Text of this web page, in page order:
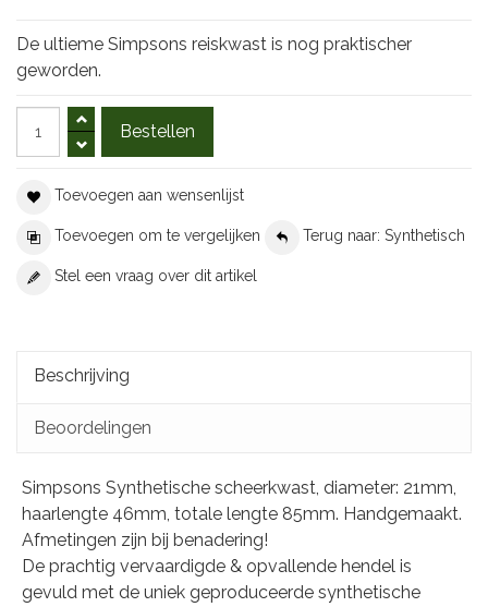
De ultieme Simpsons reiskwast is nog praktischer
geworden.
Toevoegen aan wensenlijst
Toevoegen om te vergelijken Terug naar: Synthetisch
Stel een vraag over dit artikel
Beschrijving
Beoordelingen
Simpsons Synthetische scheerkwast, diameter: 21mm,
haarlengte 46mm, totale lengte 85mm. Handgemaakt.
Afmetingen zijn bij benadering!
De prachtig vervaardigde & opvallende hendel is
gevuld met de uniek geproduceerde synthetische